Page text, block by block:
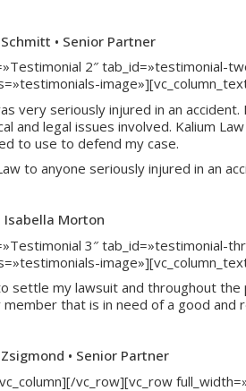
• Senior Partner
2″ tab_id=»testimonial-
very seriously injured in an
legal issues involved. Kalium
to use to defend my case.
to anyone seriously injured in an
Isabella Morton
3″ tab_id=»testimonial-
my lawsuit and throughout
that is in need of a good and
• Senior Partner
vc_row][vc_row